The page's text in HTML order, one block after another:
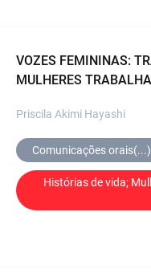
VOZES FEMININAS:
MULHERES
Priscila Akimi Hayashi
Comunicações orais(...)
Histórias de vida;